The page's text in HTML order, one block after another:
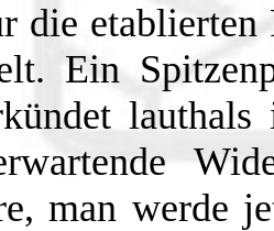
die etablierten
Ein
man werde